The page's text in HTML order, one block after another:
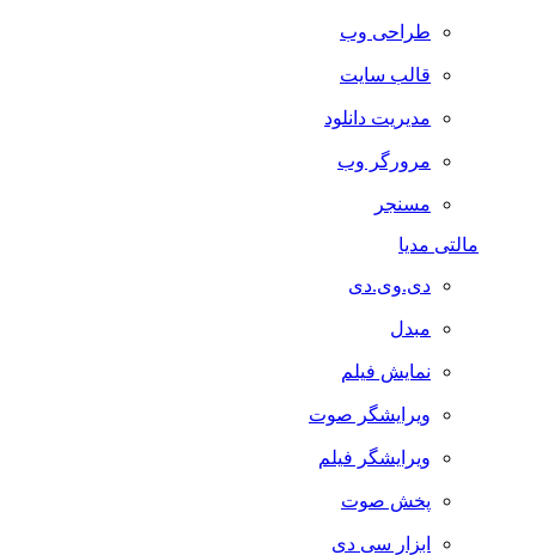
طراحی وب
قالب سایت
مدیریت دانلود
مرورگر وب
مسنجر
مالتی مدیا
دی.وی.دی
مبدل
نمایش فیلم
ویرایشگر صوت
ویرایشگر فیلم
پخش صوت
ابزار سی دی